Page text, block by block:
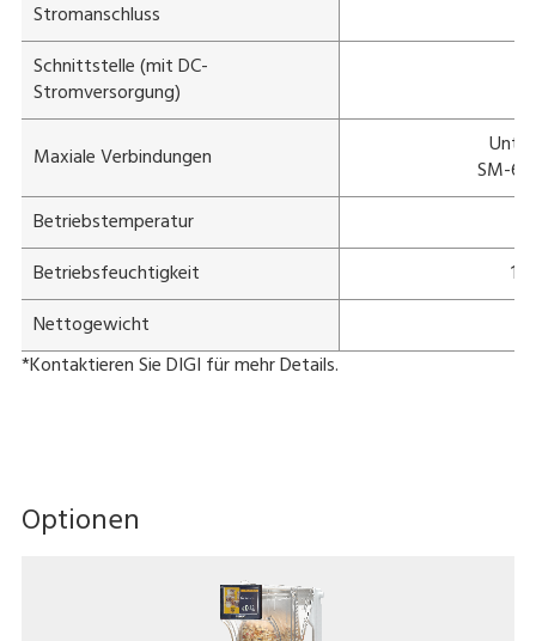
Stromanschluss
Schnittstelle (mit DC-
Stromversorgung)
Maxiale Verbindungen
SM-
Betriebstemperatur
Betriebsfeuchtigkeit
Nettogewicht
*Kontaktieren Sie DIGI für mehr Details.
Optionen